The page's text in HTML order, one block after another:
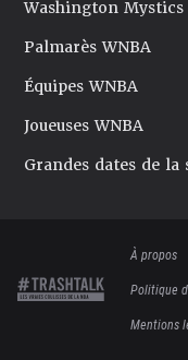
Washington Mystics
Palmarès WNBA
Équipes WNBA
Joueuses WNBA
Grandes dates de la
À propos
Politique
Mentions